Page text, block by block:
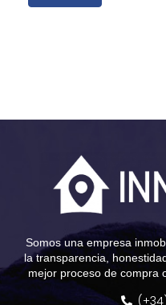
Somos una empresa
la transparencia,
mejor proceso de compra